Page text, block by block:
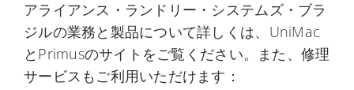
アライアンス・ランドリー・システムズ・ブラ
ジルの業務と製品について詳しくは、UniMac
とPrimusのサイトをご覧ください。また、修理
サービスもご利用いただけます：